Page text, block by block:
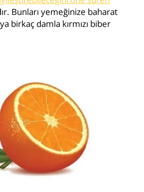
Bunları yemeğinize baharat
birkaç damla kırmızı biber